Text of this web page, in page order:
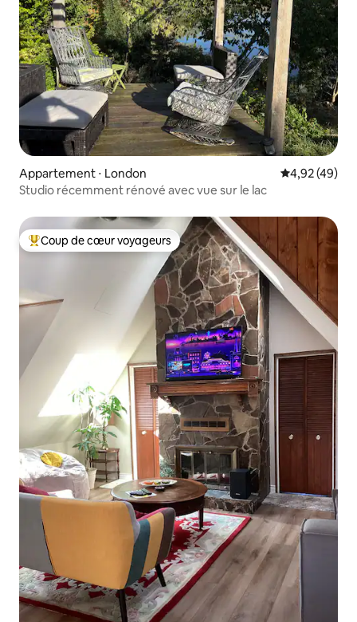
Appartement ⋅ London Évaluation
4,92 (49)
Studio récemment rénové avec vue sur le lac
Coups de cœur voyageurs les plus appréciés
Coup de cœur voyageurs